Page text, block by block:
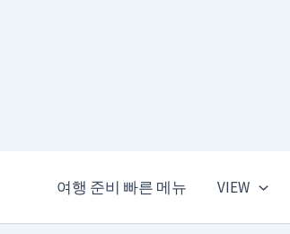
여행 준비 빠른 메뉴 VIEW